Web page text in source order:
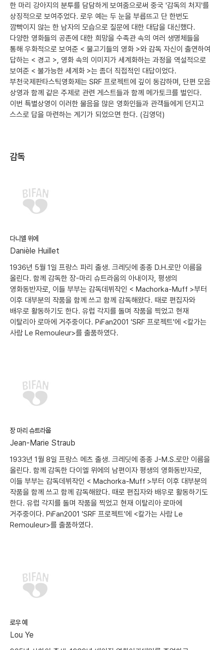
한 마리 강아지의 분투를 담담하게 보여줌으로써 중국 '감독의 처지'를
상징적으로 보여주었다. 로우 예는 두 눈을 부릅뜨고 단 한번도
깜빡이지 않는 한 남자의 모습으로 질문에 대한 대답을 대신했다.
다양한 영화들의 공존에 대한 희망을 수족관 속의 여러 생명체들을
통해 우화적으로 보여준 < 물고기들의 영화 >와 감독 자신이 출연하여
답하는 < 경고 >, 영화 속의 이미지가 세계화하는 과정을 역설적으로
보여준 < 불가능한 세계화 >는 좀더 직접적인 대답이었다.
부천국제판타스틱영화제는 SRF 프로젝트에 깊이 동감하며, 단편 모음
상영과 함께 같은 주제로 관련 게스트들과 함께 메가토크를 벌인다.
이번 특별상영이 이러한 물음을 많은 영화인들과 관객들에게 던지고
스스로 답을 마련하는 계기가 되었으면 한다. (김영덕)
감독
다니엘 위에
Danièle Huillet
1936년 5월 1일 프랑스 파리 출생. 크레딧에 종종 D.H.로만 이름을
올린다. 함께 감독한 장-마리 슈트라웁의 아내이자, 평생의
영화동반자로, 이들 부부는 감독데뷔작인 < Machorka-Muff >부터
이후 대부분의 작품을 함께 쓰고 함께 감독해왔다. 때로 편집자와
배우로 활동하기도 한다. 유럽 각지를 돌며 작품을 찍었고 현재
이탈리아 로마에 거주중이다. PiFan2001 'SRF 프로젝트'에 <칼가는
사람 Le Remouleur>를 출품하였다.
장 마리 슈트라웁
Jean-Marie Straub
1933년 1월 8일 프랑스 메츠 출생. 크레딧에 종종 J-M.S.로만 이름을
올린다. 함께 감독한 다이엘 위에의 남편이자 평생의 영화동반자로,
이들 부부는 감독데뷔작인 < Machorka-Muff >부터 이후 대부분의
작품을 함께 쓰고 함께 감독해왔다. 때로 편집자와 배우로 활동하기도
한다. 유럽 각지를 돌며 작품을 찍었고 현재 이탈리아 로마에
거주중이다. PiFan2001 'SRF 프로젝트'에 <칼가는 사람 Le
Remouleur>를 출품하였다.
로우 예
Lou Ye